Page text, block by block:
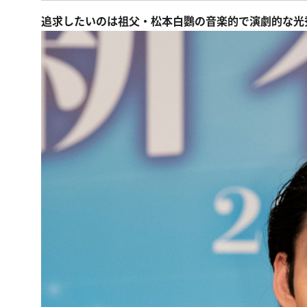
追求したいのは祖父・松本白鸚の音楽的で演劇的な光